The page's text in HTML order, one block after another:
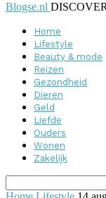
Blogse.nl
Home
Lifestyle
Beauty & mode
Reizen
Gezondheid
Dieren
Geld
Liefde
Ouders
Wonen
Zakelijk